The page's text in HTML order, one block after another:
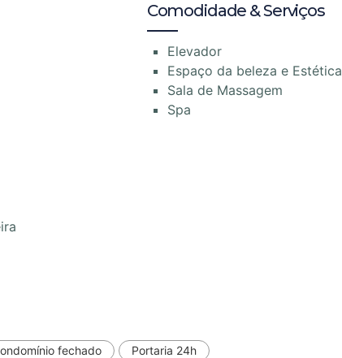
Comodidade & Serviços
Elevador
Espaço da beleza e Estética
Sala de Massagem
Spa
fechado Portaria 24h